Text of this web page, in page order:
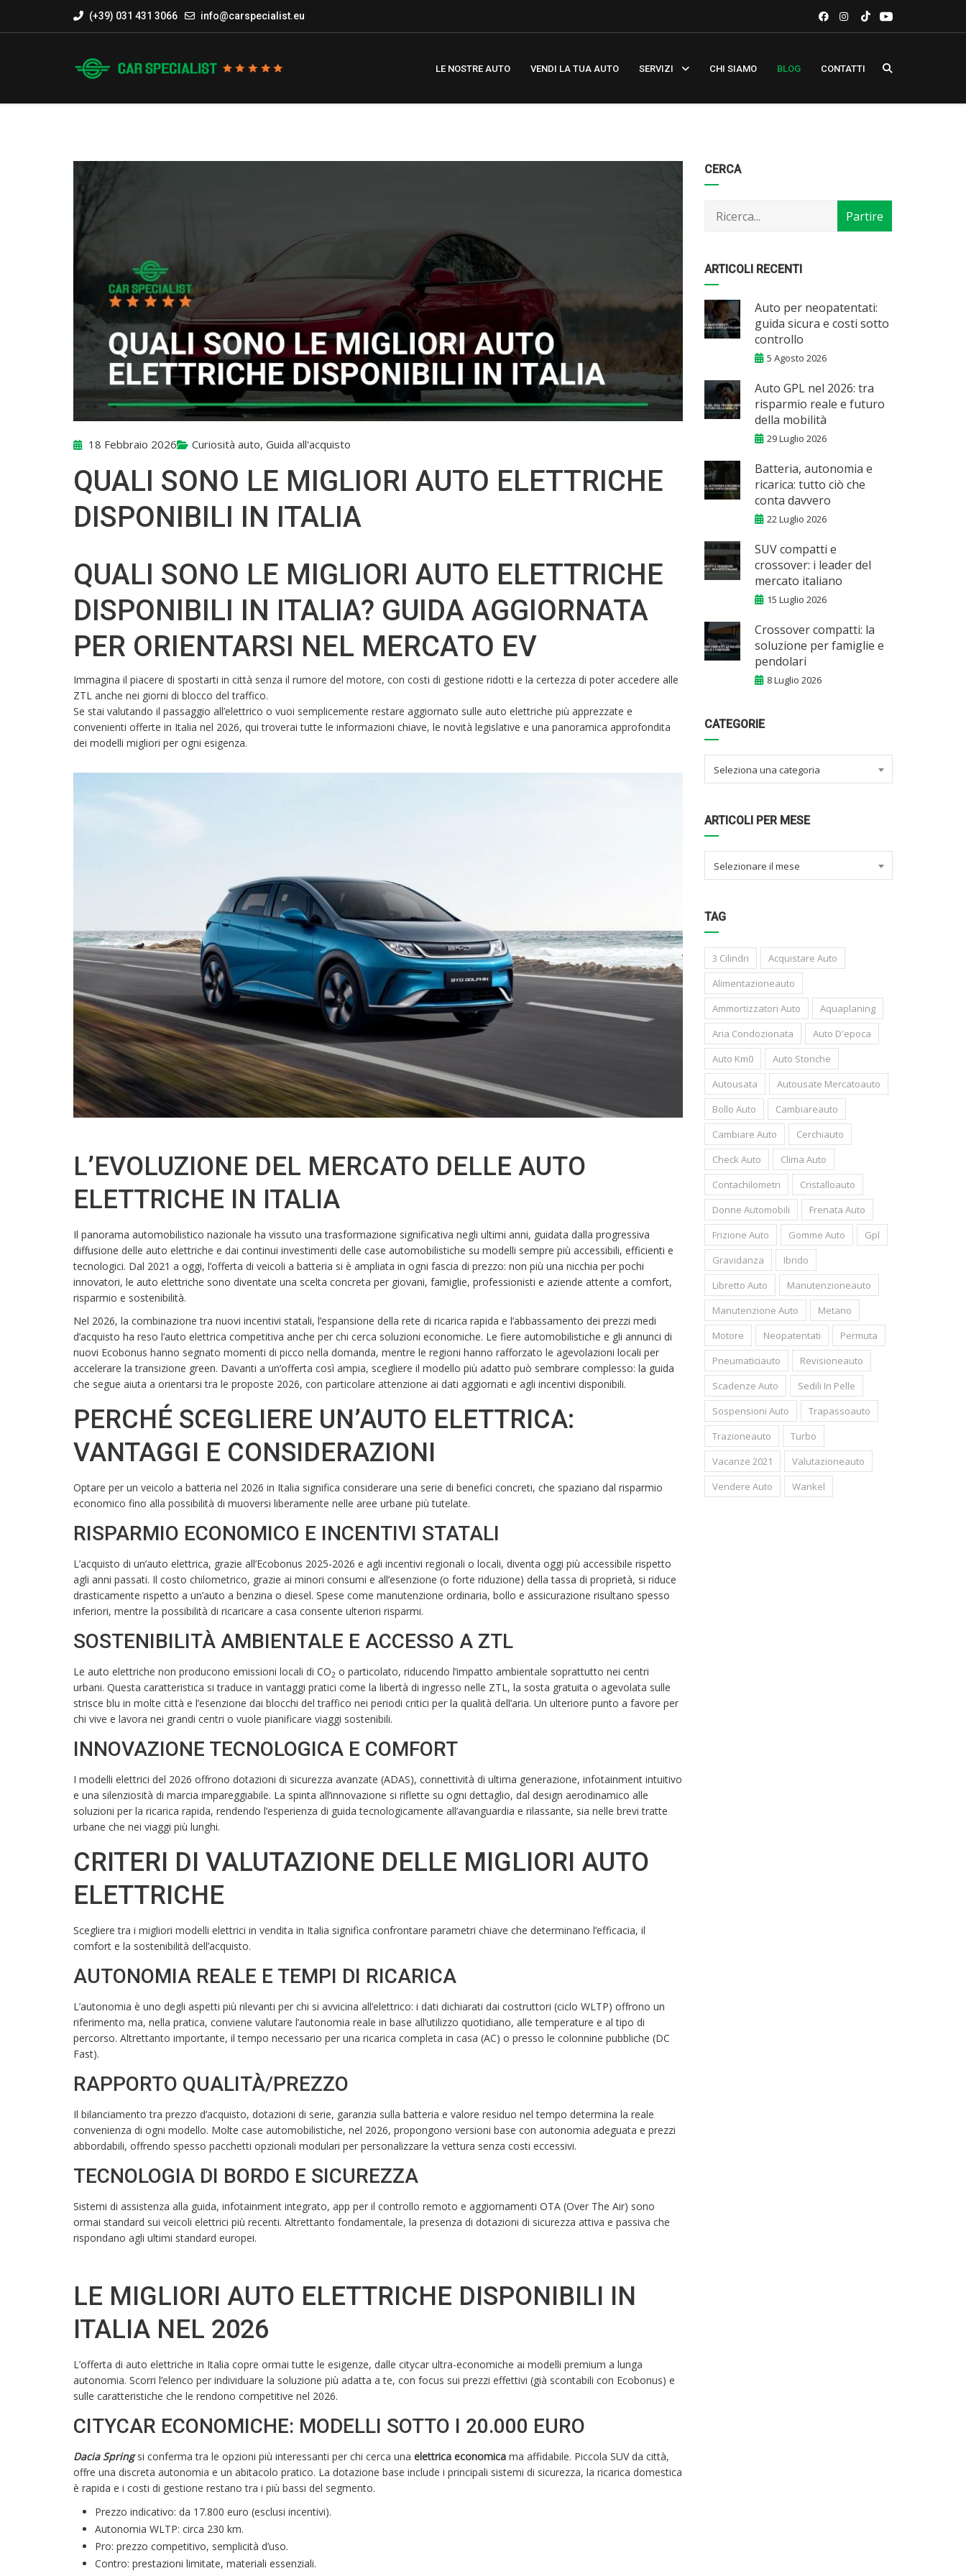
(+39) 031 431 3066 info@carspecialist.eu
LE NOSTRE AUTO VENDI LA TUA AUTO SERVIZI CHI SIAMO BLOG CONTATTI
18 Febbraio 2026 Curiosità auto, Guida all'acquisto
QUALI SONO LE MIGLIORI AUTO ELETTRICHE
DISPONIBILI IN ITALIA
QUALI SONO LE MIGLIORI AUTO ELETTRICHE
DISPONIBILI IN ITALIA? GUIDA AGGIORNATA
PER ORIENTARSI NEL MERCATO EV
Immagina il piacere di spostarti in città senza il rumore del motore, con costi di gestione ridotti e la certezza di poter accedere alle
ZTL anche nei giorni di blocco del traffico.
Se stai valutando il passaggio all’elettrico o vuoi semplicemente restare aggiornato sulle auto elettriche più apprezzate e
convenienti offerte in Italia nel 2026, qui troverai tutte le informazioni chiave, le novità legislative e una panoramica approfondita
dei modelli migliori per ogni esigenza.
L’EVOLUZIONE DEL MERCATO DELLE AUTO
ELETTRICHE IN ITALIA
Il panorama automobilistico nazionale ha vissuto una trasformazione significativa negli ultimi anni, guidata dalla progressiva
diffusione delle auto elettriche e dai continui investimenti delle case automobilistiche su modelli sempre più accessibili, efficienti e
tecnologici. Dal 2021 a oggi, l’offerta di veicoli a batteria si è ampliata in ogni fascia di prezzo: non più una nicchia per pochi
innovatori, le auto elettriche sono diventate una scelta concreta per giovani, famiglie, professionisti e aziende attente a comfort,
risparmio e sostenibilità.
Nel 2026, la combinazione tra nuovi incentivi statali, l’espansione della rete di ricarica rapida e l’abbassamento dei prezzi medi
d’acquisto ha reso l’auto elettrica competitiva anche per chi cerca soluzioni economiche. Le fiere automobilistiche e gli annunci di
nuovi Ecobonus hanno segnato momenti di picco nella domanda, mentre le regioni hanno rafforzato le agevolazioni locali per
accelerare la transizione green. Davanti a un’offerta così ampia, scegliere il modello più adatto può sembrare complesso: la guida
che segue aiuta a orientarsi tra le proposte 2026, con particolare attenzione ai dati aggiornati e agli incentivi disponibili.
PERCHÉ SCEGLIERE UN’AUTO ELETTRICA:
VANTAGGI E CONSIDERAZIONI
Optare per un veicolo a batteria nel 2026 in Italia significa considerare una serie di benefici concreti, che spaziano dal risparmio
economico fino alla possibilità di muoversi liberamente nelle aree urbane più tutelate.
RISPARMIO ECONOMICO E INCENTIVI STATALI
L’acquisto di un’auto elettrica, grazie all’Ecobonus 2025-2026 e agli incentivi regionali o locali, diventa oggi più accessibile rispetto
agli anni passati. Il costo chilometrico, grazie ai minori consumi e all’esenzione (o forte riduzione) della tassa di proprietà, si riduce
drasticamente rispetto a un’auto a benzina o diesel. Spese come manutenzione ordinaria, bollo e assicurazione risultano spesso
inferiori, mentre la possibilità di ricaricare a casa consente ulteriori risparmi.
SOSTENIBILITÀ AMBIENTALE E ACCESSO A ZTL
Le auto elettriche non producono emissioni locali di CO2 o particolato, riducendo l’impatto ambientale soprattutto nei centri
urbani. Questa caratteristica si traduce in vantaggi pratici come la libertà di ingresso nelle ZTL, la sosta gratuita o agevolata sulle
strisce blu in molte città e l’esenzione dai blocchi del traffico nei periodi critici per la qualità dell’aria. Un ulteriore punto a favore per
chi vive e lavora nei grandi centri o vuole pianificare viaggi sostenibili.
INNOVAZIONE TECNOLOGICA E COMFORT
I modelli elettrici del 2026 offrono dotazioni di sicurezza avanzate (ADAS), connettività di ultima generazione, infotainment intuitivo
e una silenziosità di marcia impareggiabile. La spinta all’innovazione si riflette su ogni dettaglio, dal design aerodinamico alle
soluzioni per la ricarica rapida, rendendo l’esperienza di guida tecnologicamente all’avanguardia e rilassante, sia nelle brevi tratte
urbane che nei viaggi più lunghi.
CRITERI DI VALUTAZIONE DELLE MIGLIORI AUTO
ELETTRICHE
Scegliere tra i migliori modelli elettrici in vendita in Italia significa confrontare parametri chiave che determinano l’efficacia, il
comfort e la sostenibilità dell’acquisto.
AUTONOMIA REALE E TEMPI DI RICARICA
L’autonomia è uno degli aspetti più rilevanti per chi si avvicina all’elettrico: i dati dichiarati dai costruttori (ciclo WLTP) offrono un
riferimento ma, nella pratica, conviene valutare l’autonomia reale in base all’utilizzo quotidiano, alle temperature e al tipo di
percorso. Altrettanto importante, il tempo necessario per una ricarica completa in casa (AC) o presso le colonnine pubbliche (DC
Fast).
RAPPORTO QUALITÀ/PREZZO
Il bilanciamento tra prezzo d’acquisto, dotazioni di serie, garanzia sulla batteria e valore residuo nel tempo determina la reale
convenienza di ogni modello. Molte case automobilistiche, nel 2026, propongono versioni base con autonomia adeguata e prezzi
abbordabili, offrendo spesso pacchetti opzionali modulari per personalizzare la vettura senza costi eccessivi.
TECNOLOGIA DI BORDO E SICUREZZA
Sistemi di assistenza alla guida, infotainment integrato, app per il controllo remoto e aggiornamenti OTA (Over The Air) sono
ormai standard sui veicoli elettrici più recenti. Altrettanto fondamentale, la presenza di dotazioni di sicurezza attiva e passiva che
rispondano agli ultimi standard europei.
LE MIGLIORI AUTO ELETTRICHE DISPONIBILI IN
ITALIA NEL 2026
L’offerta di auto elettriche in Italia copre ormai tutte le esigenze, dalle citycar ultra-economiche ai modelli premium a lunga
autonomia. Scorri l’elenco per individuare la soluzione più adatta a te, con focus sui prezzi effettivi (già scontabili con Ecobonus) e
sulle caratteristiche che le rendono competitive nel 2026.
CITYCAR ECONOMICHE: MODELLI SOTTO I 20.000 EURO
Dacia Springsi conferma tra le opzioni più interessanti per chi cerca una elettrica economica ma affidabile. Piccola SUV da città,
offre una discreta autonomia e un abitacolo pratico. La dotazione base include i principali sistemi di sicurezza, la ricarica domestica
è rapida e i costi di gestione restano tra i più bassi del segmento.
Prezzo indicativo: da 17.800 euro (esclusi incentivi).
Autonomia WLTP: circa 230 km.
Pro: prezzo competitivo, semplicità d’uso.
Contro: prestazioni limitate, materiali essenziali.
CERCA
ARTICOLI RECENTI
Auto per neopatentati:
guida sicura e costi sotto
controllo
5 Agosto 2026
Auto GPL nel 2026: tra
risparmio reale e futuro
della mobilità
29 Luglio 2026
Batteria, autonomia e
ricarica: tutto ciò che
conta davvero
22 Luglio 2026
SUV compatti e
crossover: i leader del
mercato italiano
15 Luglio 2026
Crossover compatti: la
soluzione per famiglie e
pendolari
8 Luglio 2026
CATEGORIE
Categorie
Seleziona una categoria
ARTICOLI PER MESE
Articoli
per
Selezionare il mese
TAG
3 Cilindri
Acquistare Auto
Alimentazioneauto
Ammortizzatori Auto
Aquaplaning
Aria Condozionata
Auto D'epoca
Auto Km0
Auto Storiche
Autousata
Autousate Mercatoauto
Bollo Auto
Cambiareauto
Cambiare Auto
Cerchiauto
Check Auto
Clima Auto
Contachilometri
Cristalloauto
Donne Automobili
Frenata Auto
Frizione Auto
Gomme Auto
Gpl
Gravidanza
Ibrido
Libretto Auto
Manutenzioneauto
Manutenzione Auto
Metano
Motore
Neopatentati
Permuta
Pneumaticiauto
Revisioneauto
Scadenze Auto
Sedili In Pelle
Sospensioni Auto
Trapassoauto
Trazioneauto
Turbo
Vacanze 2021
Valutazioneauto
Vendere Auto
Wankel